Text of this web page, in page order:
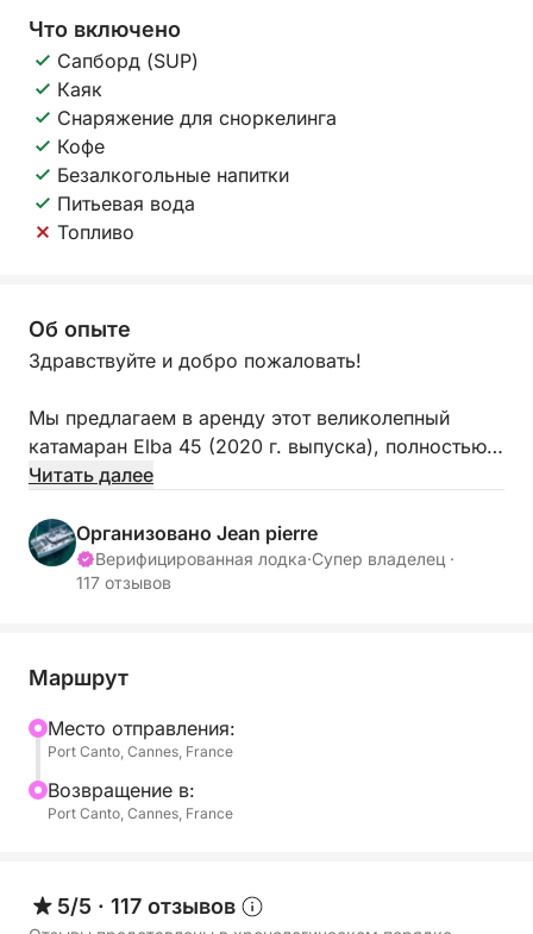
Что включено
Сапборд (SUP)
Каяк
Снаряжение для сноркелинга
Кофе
Безалкогольные напитки
Питьевая вода
Топливо
Об опыте
Здравствуйте и добро пожаловать!
Мы предлагаем в аренду этот великолепный
катамаран Elba 45 (2020 г. выпуска), полностью
оборудованный и идеально подходящий для
Отправляйтесь на борт с профессиональным
шкипером и получите незабываемые впечатления
туры, празднование какого-либо события или
чистой водой.
Катер оборудован множеством удобств, которые
помогут вам максимально насладиться днем: 3
также шлюпка для удобной навигации на якоре.
Читать далее
Организовано Jean pierre
Верифицированная лодка·Супер владелец ·
117 отзывов
Маршрут
Mесто отправления:
Port Canto, Cannes, France
Bозвращение в:
Port Canto, Cannes, France
5/5 · 117 отзывов